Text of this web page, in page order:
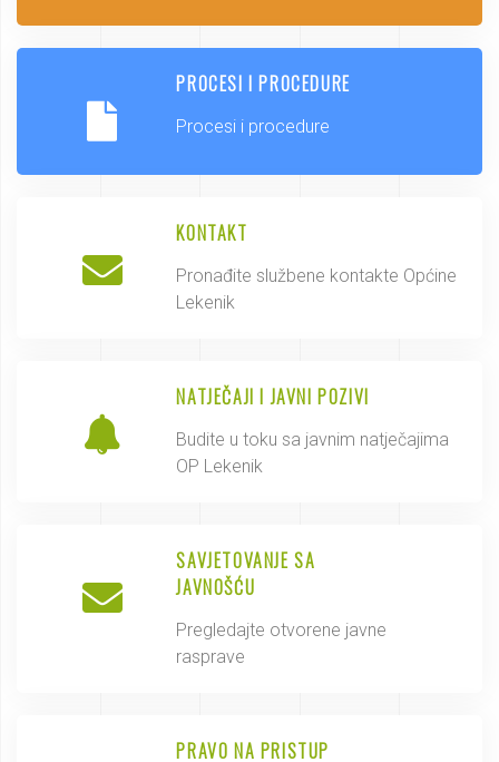
PROCESI I PROCEDURE
Procesi i procedure
KONTAKT
Pronađite službene kontakte Općine
Lekenik
NATJEČAJI I JAVNI POZIVI
Budite u toku sa javnim natječajima
OP Lekenik
SAVJETOVANJE SA
JAVNOŠĆU
Pregledajte otvorene javne
rasprave
PRAVO NA PRISTUP